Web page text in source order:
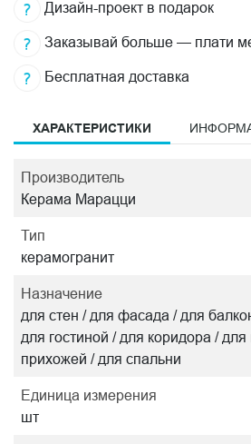
Дизайн-проект в подарок
Заказывай больше — плати
Бесплатная доставка
ХАРАКТЕРИСТИКИ
Производитель
Керама Марацци
Тип
керамогранит
Назначение
для стен / для фасада / для
для гостиной / для коридора / для
прихожей / для спальни
Единица измерения
шт